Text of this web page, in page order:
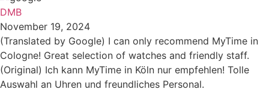
DMB
November 19, 2024
(Translated by Google) I can only recommend MyTime in
Cologne! Great selection of watches and friendly staff.
(Original) Ich kann MyTime in Köln nur empfehlen! Tolle
Auswahl an Uhren und freundliches Personal.